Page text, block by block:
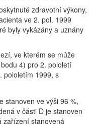
zdravotní výkony,
ve 2. pol. 1999
byly vykázány a uznány
ve kterém se může
4) pro 2. pololetí
pololetím 1999, s
stanoven ve výši 96 %,
v části D je stanoven
zařízení stanovená